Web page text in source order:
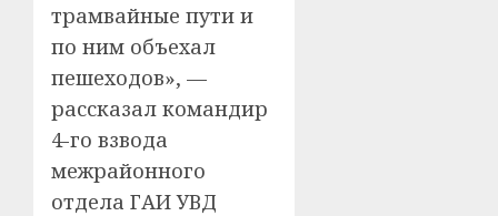
трамвайные пути и
по ним объехал
пешеходов», —
рассказал командир
4-го взвода
межрайонного
отдела ГАИ УВД